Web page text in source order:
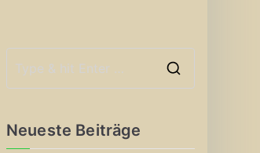
Neueste Beiträge